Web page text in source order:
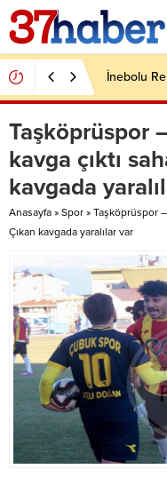
İnebolu
Taşköprüspor
kavga çıktı
kavgada
Anasayfa » Spor » Taşköprüspor –
Çıkan kavgada yaralılar var